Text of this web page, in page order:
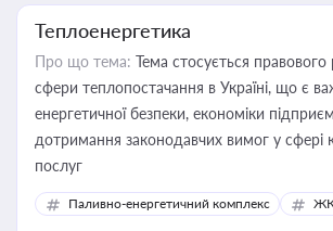
Теплоенергетика
Про що тема: Тема стосується правового
сфери теплопостачання в Україні, що є
енергетичної безпеки, економіки
дотримання законодавчих вимог у сфері
послуг
Паливно-енергетичний комплекс